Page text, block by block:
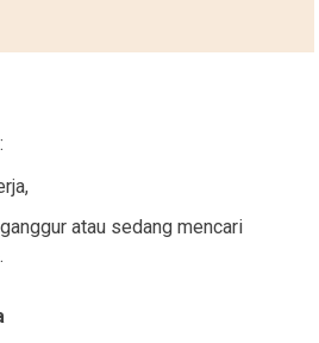
atau sedang mencari